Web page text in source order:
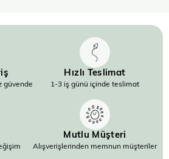
güvende
Hızlı Teslimat
1-3 iş günü içinde teslimat
Mutlu Müşteri
Alışverişlerinden memnun müşteriler